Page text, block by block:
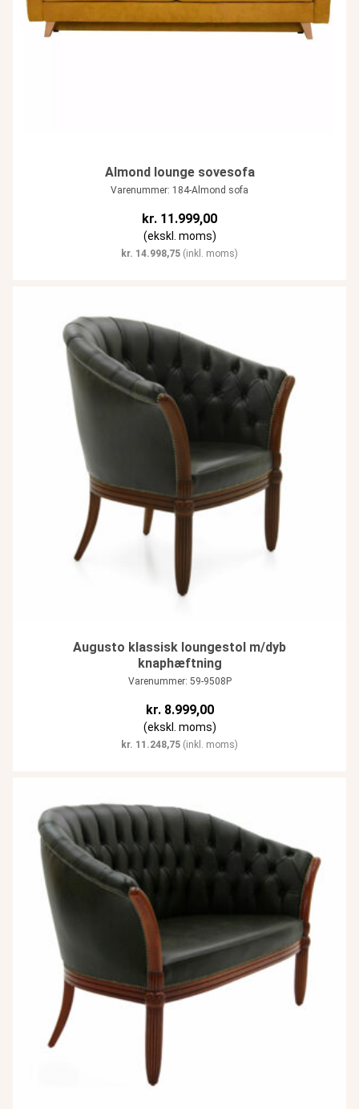
Almond lounge sovesofa
Varenummer: 184-Almond sofa
kr. 11.999,00
(ekskl. moms)
kr. 14.998,75 (inkl. moms)
Augusto klassisk loungestol m/dyb
knaphæftning
Varenummer: 59-9508P
kr.8.999,00
(ekskl. moms)
kr. 11.248,75 (inkl. moms)